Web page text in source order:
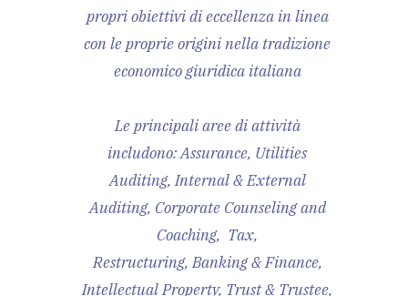
propri obiettivi di eccellenza in linea
con le proprie origini nella tradizione
economico giuridica italiana
Le principali aree di attività
includono: Assurance, Utilities
Auditing, Internal & External
Auditing, Corporate Counseling and
Coaching, Tax,
Restructuring, Banking & Finance,
Intellectual Property, Trust & Trustee,